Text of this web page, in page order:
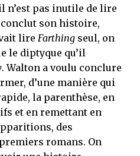
n’est pas inutile de lire
conclut son histoire,
lire Farthing seul, on
le diptyque qu’il
. Walton a voulu conclure
d’une manière qui
la parenthèse, en
et en remettant en
des
romans. On